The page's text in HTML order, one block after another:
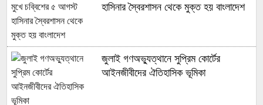
হাসিনার স্বৈরশাসন থেকে মুক্ত হয় বাংলাদেশ
জুলাই গণঅভ্যুত্থানে সুপ্রিম কোর্টের
আইনজীবীদের ঐতিহাসিক ভূমিকা